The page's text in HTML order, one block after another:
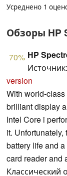
Усреднено 1
Обзоры HP
70% HP
Источник:
version
With world-
brilliant display
Intel Core i
it.
battery life and
card reader and
Классический